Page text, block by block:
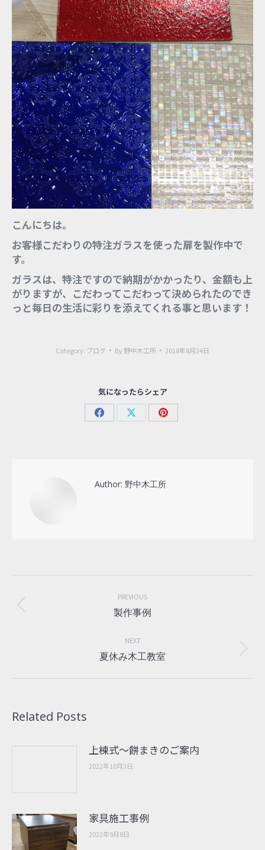
こんにちは。
お客様こだわりの特注ガラスを使った扉を製作中で
す。
ガラスは、特注ですので納期がかかったり、金額も上
がりますが、こだわってこだわって決められたのでき
っと毎日の生活に彩りを添えてくれる事と思います！
Category: ブログ By野中木工所 2018年8月24日
気になったらシェア
Share Share Share
Author: 野中木工所
PREVIOUS
Previous
製作事例
NEXT
Next
夏休み木工教室
Related Posts
上棟式〜餅まきのご案内
2022年10月3日
家具施工事例
2022年9月8日